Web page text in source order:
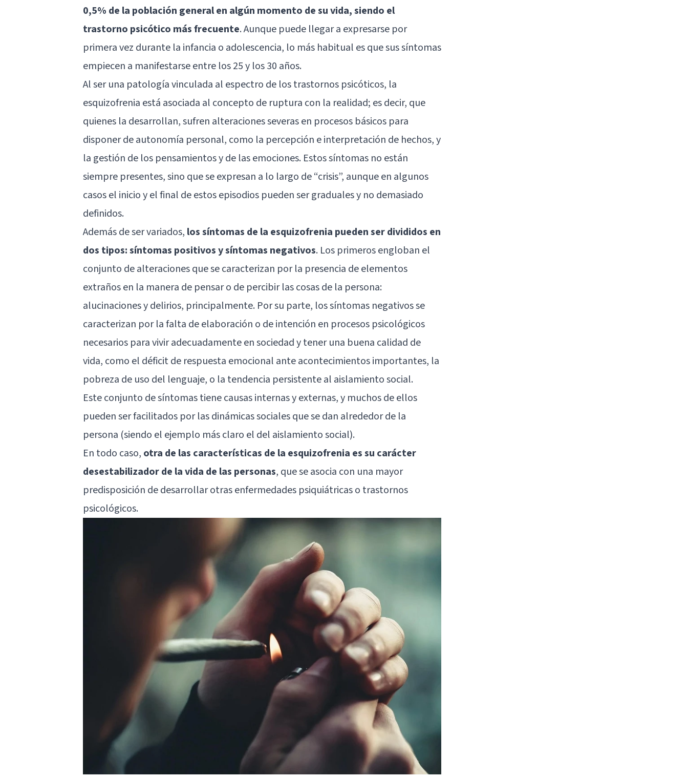
0,5% de la población general en algún momento de su vida, siendo el
trastorno psicótico más frecuente. Aunque puede llegar a expresarse por
primera vez durante la infancia o adolescencia, lo más habitual es que sus síntomas
empiecen a manifestarse entre los 25 y los 30 años.
Al ser una patología vinculada al espectro de los trastornos psicóticos, la
esquizofrenia está asociada al concepto de ruptura con la realidad; es decir, que
quienes la desarrollan, sufren alteraciones severas en procesos básicos para
disponer de autonomía personal, como la percepción e interpretación de hechos, y
la gestión de los pensamientos y de las emociones. Estos síntomas no están
siempre presentes, sino que se expresan a lo largo de “crisis”, aunque en algunos
casos el inicio y el final de estos episodios pueden ser graduales y no demasiado
definidos.
Además de ser variados, los síntomas de la esquizofrenia pueden ser divididos en
dos tipos: síntomas positivos y síntomas negativos. Los primeros engloban el
conjunto de alteraciones que se caracterizan por la presencia de elementos
extraños en la manera de pensar o de percibir las cosas de la persona:
alucinaciones y delirios, principalmente. Por su parte, los síntomas negativos se
caracterizan por la falta de elaboración o de intención en procesos psicológicos
necesarios para vivir adecuadamente en sociedad y tener una buena calidad de
vida, como el déficit de respuesta emocional ante acontecimientos importantes, la
pobreza de uso del lenguaje, o la tendencia persistente al aislamiento social.
Este conjunto de síntomas tiene causas internas y externas, y muchos de ellos
pueden ser facilitados por las dinámicas sociales que se dan alrededor de la
persona (siendo el ejemplo más claro el del aislamiento social).
En todo caso, otra de las características de la esquizofrenia es su carácter
desestabilizador de la vida de las personas, que se asocia con una mayor
predisposición de desarrollar otras enfermedades psiquiátricas o trastornos
psicológicos.